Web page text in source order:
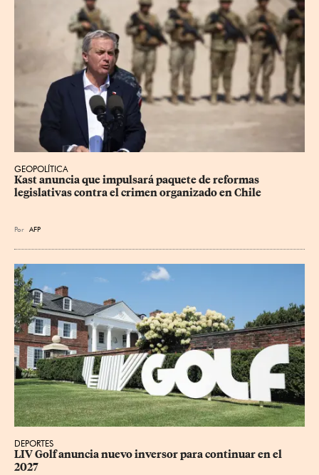
GEOPOLÍTICA
Kast anuncia que impulsará paquete de reformas
legislativas contra el crimen organizado en Chile
Por AFP
DEPORTES
LIV Golf anuncia nuevo inversor para continuar en el
2027